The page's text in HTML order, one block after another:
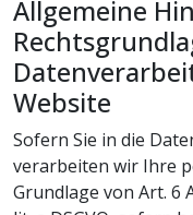
Allgemeine
Website
Sofern Sie in die
verarbeiten wir Ihre
Grundlage von Art. 6